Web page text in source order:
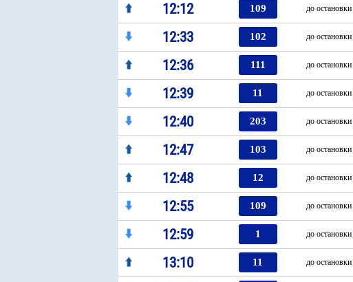
12:12 109 до остановки
12:33 102 до остановки
12:36 111 до остановки
12:39 11 до остановки
12:40 203 до остановки
12:47 103 до остановки
12:48 12 до остановки
12:55 109 до остановки
12:59 1 до остановки
13:10 11 до остановки